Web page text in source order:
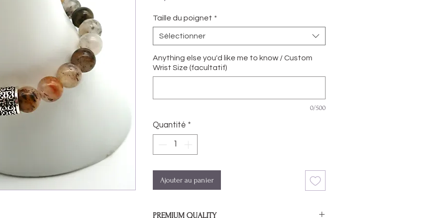
Taille du poignet *
Sélectionner
Anything else you'd like me to know / Custom
Wrist Size (facultatif)
0/500
Quantité *
Ajouter au panier
PREMIUM QUALITY